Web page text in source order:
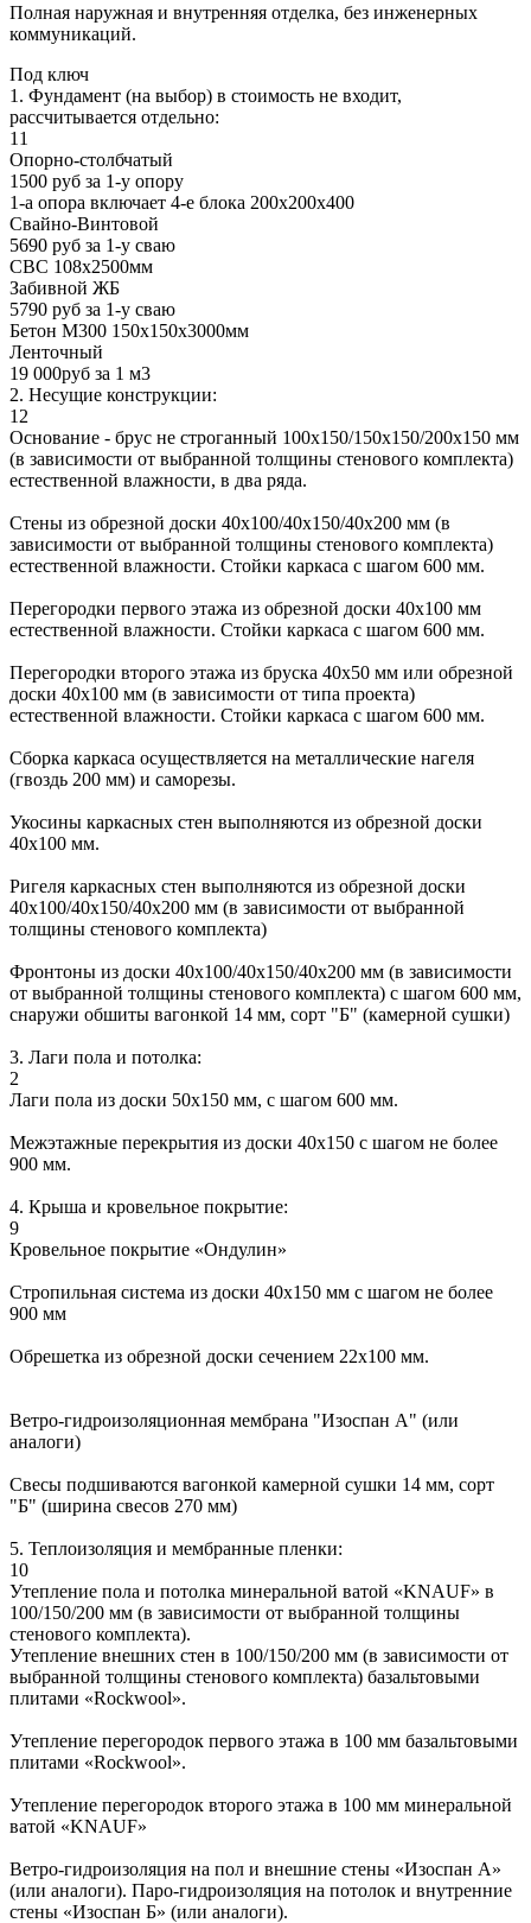
Полная наружная и внутренняя отделка, без инженерных
коммуникаций.
Под ключ
1. Фундамент (на выбор) в стоимость не входит,
рассчитывается отдельно:
11
Опорно-столбчатый
1500 руб за 1-у опору
1-а опора включает 4-е блока 200х200х400
Свайно-Винтовой
5690 руб за 1-у сваю
СВС 108х2500мм
Забивной ЖБ
5790 руб за 1-у сваю
Бетон М300 150х150х3000мм
Ленточный
19 000руб за 1 м3
2. Несущие конструкции:
12
Основание - брус не строганный 100х150/150х150/200х150 мм
(в зависимости от выбранной толщины стенового комплекта)
естественной влажности, в два ряда.
Стены из обрезной доски 40х100/40х150/40х200 мм (в
зависимости от выбранной толщины стенового комплекта)
естественной влажности. Стойки каркаса с шагом 600 мм.
Перегородки первого этажа из обрезной доски 40х100 мм
естественной влажности. Стойки каркаса с шагом 600 мм.
Перегородки второго этажа из бруска 40х50 мм или обрезной
доски 40х100 мм (в зависимости от типа проекта)
естественной влажности. Стойки каркаса с шагом 600 мм.
Сборка каркаса осуществляется на металлические нагеля
(гвоздь 200 мм) и саморезы.
Укосины каркасных стен выполняются из обрезной доски
40х100 мм.
Ригеля каркасных стен выполняются из обрезной доски
40х100/40х150/40х200 мм (в зависимости от выбранной
толщины стенового комплекта)
Фронтоны из доски 40х100/40х150/40х200 мм (в зависимости
от выбранной толщины стенового комплекта) с шагом 600 мм,
снаружи обшиты вагонкой 14 мм, сорт "Б" (камерной сушки)
3. Лаги пола и потолка:
2
Лаги пола из доски 50х150 мм, с шагом 600 мм.
Межэтажные перекрытия из доски 40х150 с шагом не более
900 мм.
4. Крыша и кровельное покрытие:
9
Кровельное покрытие «Ондулин»
Стропильная система из доски 40х150 мм с шагом не более
900 мм
Обрешетка из обрезной доски сечением 22х100 мм.
Ветро-гидроизоляционная мембрана "Изоспан А" (или
аналоги)
Свесы подшиваются вагонкой камерной сушки 14 мм, сорт
"Б" (ширина свесов 270 мм)
5. Теплоизоляция и мембранные пленки:
10
Утепление пола и потолка минеральной ватой «KNAUF» в
100/150/200 мм (в зависимости от выбранной толщины
стенового комплекта).
Утепление внешних стен в 100/150/200 мм (в зависимости от
выбранной толщины стенового комплекта) базальтовыми
плитами «Rockwool».
Утепление перегородок первого этажа в 100 мм базальтовыми
плитами «Rockwool».
Утепление перегородок второго этажа в 100 мм минеральной
ватой «KNAUF»
Ветро-гидроизоляция на пол и внешние стены «Изоспан А»
(или аналоги). Паро-гидроизоляция на потолок и внутренние
стены «Изоспан Б» (или аналоги).